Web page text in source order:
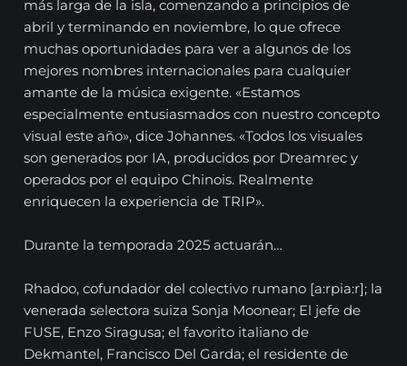
más larga de la isla, comenzando a principios de
abril y terminando en noviembre, lo que ofrece
muchas oportunidades para ver a algunos de los
mejores nombres internacionales para cualquier
amante de la música exigente. «Estamos
especialmente entusiasmados con nuestro concepto
visual este año», dice Johannes. «Todos los visuales
son generados por IA, producidos por Dreamrec y
operados por el equipo Chinois. Realmente
enriquecen la experiencia de TRIP».
Durante la temporada 2025 actuarán…
Rhadoo, cofundador del colectivo rumano [a:rpia:r]; la
venerada selectora suiza Sonja Moonear; El jefe de
FUSE, Enzo Siragusa; el favorito italiano de
Dekmantel, Francisco Del Garda; el residente de